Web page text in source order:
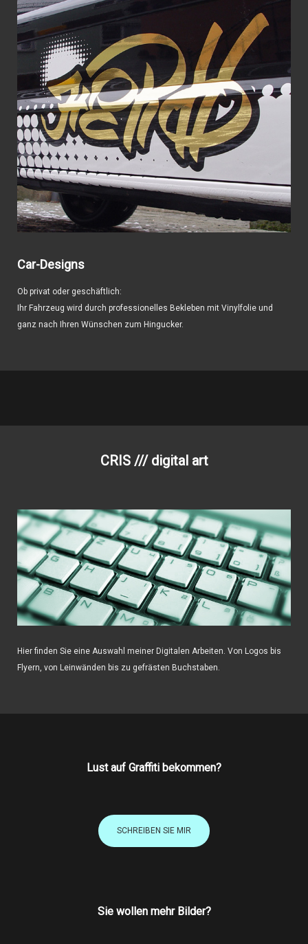
Car-Designs
Ob privat oder geschäftlich:
Ihr Fahrzeug wird durch professionelles Bekleben mit Vinylfolie und
ganz nach Ihren Wünschen zum Hingucker.
CRIS /// digital art
Hier finden Sie eine Auswahl meiner Digitalen Arbeiten. Von Logos bis
Flyern, von Leinwänden bis zu gefrästen Buchstaben.
Lust auf Graffiti bekommen?
SCHREIBEN SIE MIR
Sie wollen mehr Bilder?